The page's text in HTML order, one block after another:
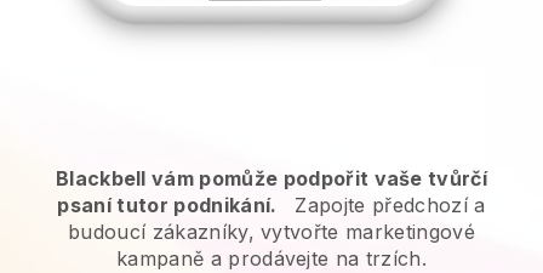
Blackbell vám pomůže podpořit vaše tvůrčí
psaní tutor podnikání.
Zapojte předchozí a
budoucí zákazníky, vytvořte marketingové
kampaně a prodávejte na trzích.